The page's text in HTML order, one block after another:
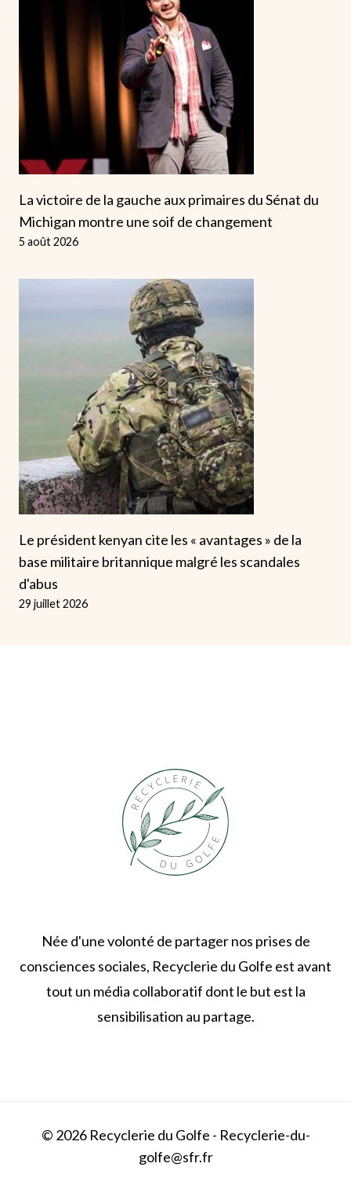
La victoire de la gauche aux primaires du Sénat du
Michigan montre une soif de changement
5 août 2026
Le président kenyan cite les « avantages » de la
base militaire britannique malgré les scandales
d'abus
29 juillet 2026
Née d'une volonté de partager nos prises de
consciences sociales, Recyclerie du Golfe est avant
tout un média collaboratif dont le but est la
sensibilisation au partage.
© 2026 Recyclerie du Golfe - Recyclerie-du-
golfe@sfr.fr